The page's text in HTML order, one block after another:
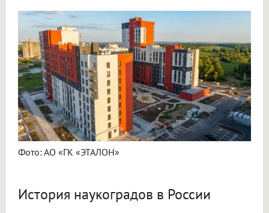
Фото: АО «ГК «ЭТАЛОН»
История наукоградов в России